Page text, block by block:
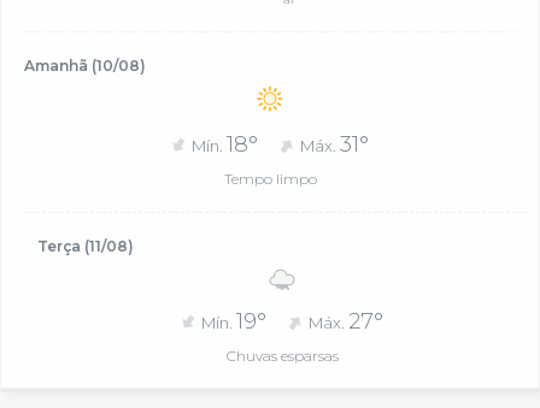
Amanhã (10/08)
Mín. 18° Máx. 31°
Tempo limpo
Terça (11/08)
Mín. 19° Máx. 27°
Chuvas esparsas